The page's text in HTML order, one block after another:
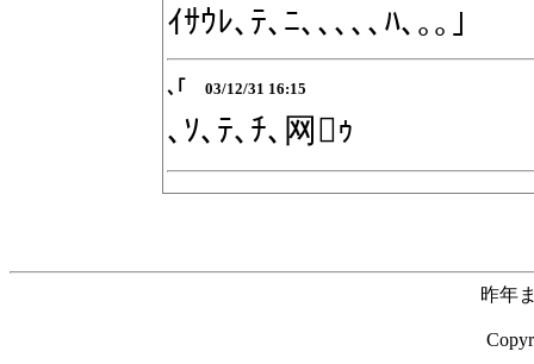
ｲｻｳﾚ､ﾃ､ﾆ､､､､､ﾊ､｡｡｣
､｢ 03/12/31 16:15
､ｿ､ﾃ､ﾁ､网ｩ
昨年